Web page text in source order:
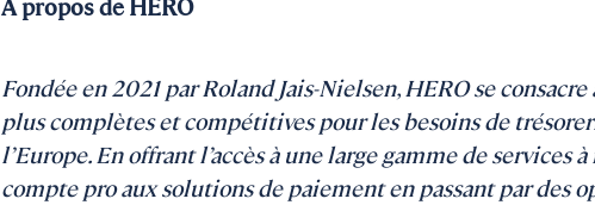
À propos de HERO
Fondée en 2021 par Roland Jais-Nielsen, HERO se
plus complètes et compétitives pour les besoins de
l’Europe. En offrant l’accès à une large gamme de services
compte pro aux solutions de paiement en passant par des